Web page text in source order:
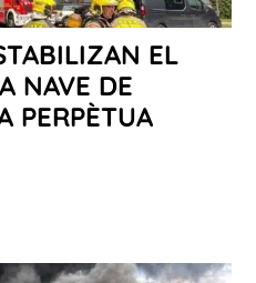
EL
NAVE DE
PERPÈTUA